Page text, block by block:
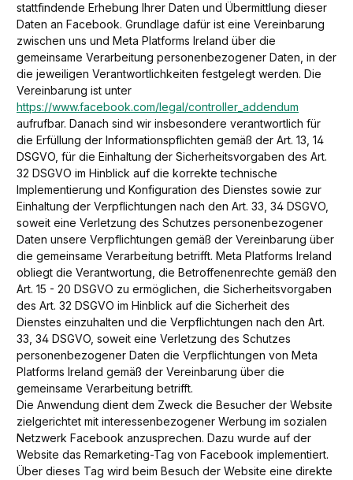
stattfindende Erhebung Ihrer Daten und Übermittlung dieser
Daten an Facebook. Grundlage dafür ist eine Vereinbarung
zwischen uns und Meta Platforms Ireland über die
gemeinsame Verarbeitung personenbezogener Daten, in der
die jeweiligen Verantwortlichkeiten festgelegt werden. Die
Vereinbarung ist unter
https://www.facebook.com/legal/controller_addendum
aufrufbar. Danach sind wir insbesondere verantwortlich für
die Erfüllung der Informationspflichten gemäß der Art. 13, 14
DSGVO, für die Einhaltung der Sicherheitsvorgaben des Art.
32 DSGVO im Hinblick auf die korrekte technische
Implementierung und Konfiguration des Dienstes sowie zur
Einhaltung der Verpflichtungen nach den Art. 33, 34 DSGVO,
soweit eine Verletzung des Schutzes personenbezogener
Daten unsere Verpflichtungen gemäß der Vereinbarung über
die gemeinsame Verarbeitung betrifft. Meta Platforms Ireland
obliegt die Verantwortung, die Betroffenenrechte gemäß den
Art. 15 - 20 DSGVO zu ermöglichen, die Sicherheitsvorgaben
des Art. 32 DSGVO im Hinblick auf die Sicherheit des
Dienstes einzuhalten und die Verpflichtungen nach den Art.
33, 34 DSGVO, soweit eine Verletzung des Schutzes
personenbezogener Daten die Verpflichtungen von Meta
Platforms Ireland gemäß der Vereinbarung über die
gemeinsame Verarbeitung betrifft.
Die Anwendung dient dem Zweck die Besucher der Website
zielgerichtet mit interessenbezogener Werbung im sozialen
Netzwerk Facebook anzusprechen. Dazu wurde auf der
Website das Remarketing-Tag von Facebook implementiert.
Über dieses Tag wird beim Besuch der Website eine direkte